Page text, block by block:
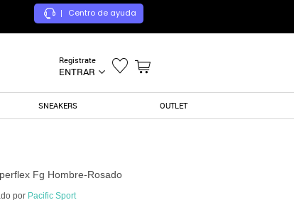
| Centro de ayuda
Registrate
ENTRAR
SNEAKERS OUTLET
Fg Hombre-Rosado
por Pacific Sport